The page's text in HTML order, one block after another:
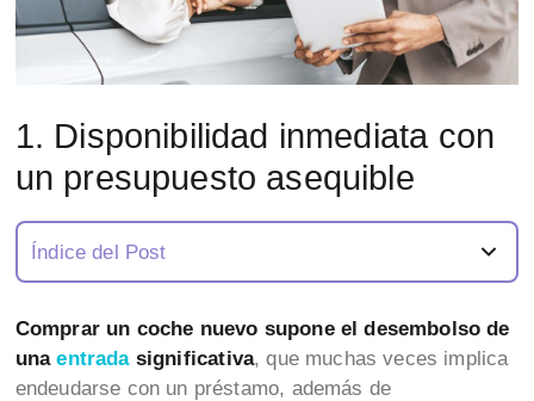
1. Disponibilidad inmediata con
un presupuesto asequible
Índice del Post
Comprar un coche nuevo supone el desembolso de
unaentradasignificativa, que muchas veces implica
endeudarse con un préstamo, además de